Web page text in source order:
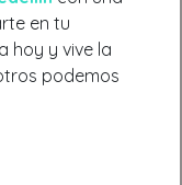
en tu
hoy y vive la
podemos